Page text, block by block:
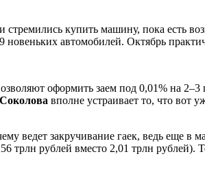
купить машину, пока есть
автомобилей. Октябрь
оформить заем под 0,01% на
вполне устраивает то, что вот
ведет закручивание гаек, ведь еще
трлн рублей вместо 2,01 трлн рублей).